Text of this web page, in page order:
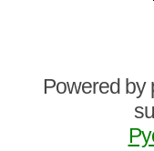
Powered by